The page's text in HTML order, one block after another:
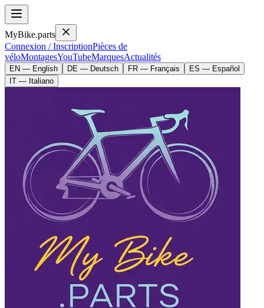
MyBike.parts
Connexion / InscriptionPièces de
véloMontagesYouTubeMarquesActualités
EN — English DE — Deutsch FR — Français
ES — Español
IT — Italiano